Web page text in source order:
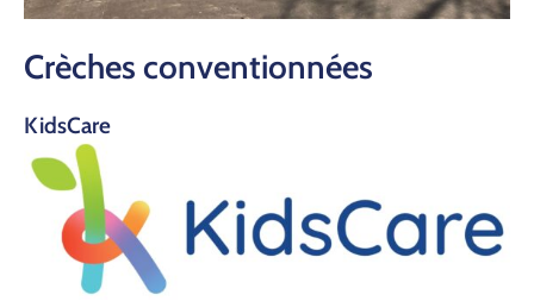
Crèches conventionnées
KidsCare